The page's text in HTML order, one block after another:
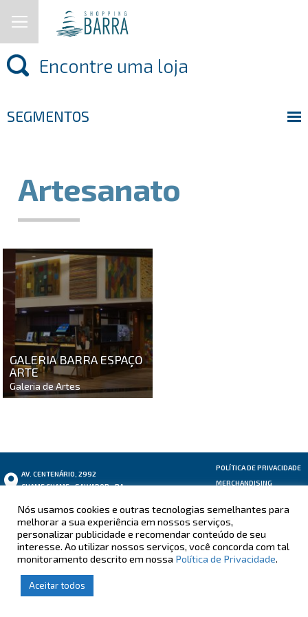
SEGMENTOS
Artesanato
GALERIA BARRA ESPAÇO
ARTE
Galeria de Artes
AV. CENTENÁRIO, 2992
CHAME CHAME - SALVADOR - BA
ATENDIMENTO
(71) 2108-8288
OUVIDORIA
ouvidoria@enashopp.com.br
POLÍTICA DE PRIVACIDADE
MERCHANDISING
Nós usamos cookies e outras tecnologias semelhantes para
melhorar a sua experiência em nossos serviços,
personalizar publicidade e recomendar conteúdo de seu
interesse. Ao utilizar nossos serviços, você concorda com tal
monitoramento descrito em nossa Política de Privacidade.
Aceitar todos